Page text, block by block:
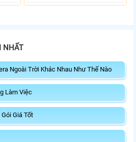
NHẤT
Ngoài Trời Khác Nhau Như Thế Nào
Làm Việc
Giá Tốt